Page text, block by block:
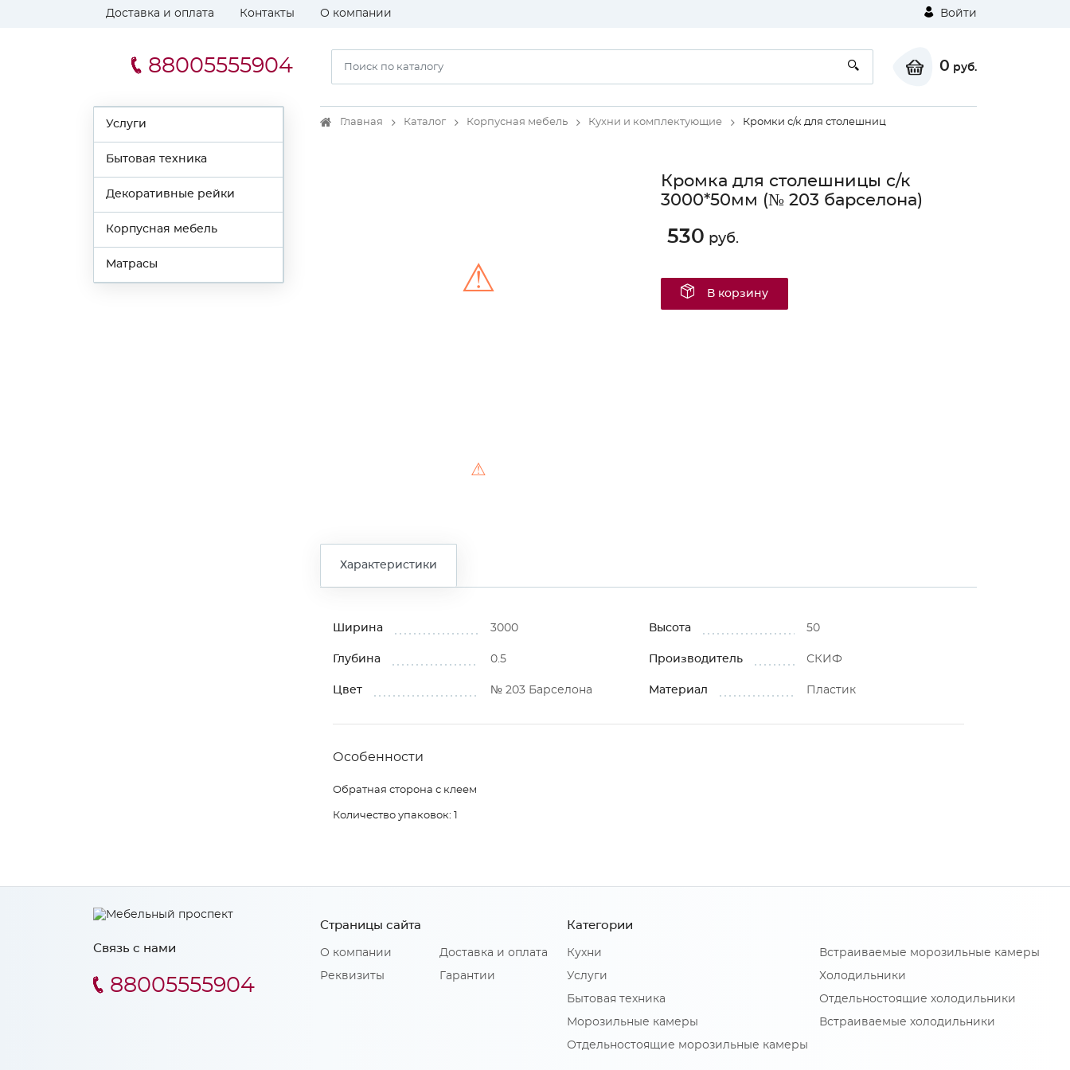
Доставка и оплата Контакты О компании Войти
88005555904 0 руб.
Услуги
Бытовая техника
Декоративные рейки
Корпусная мебель
Матрасы
Главная Каталог Корпусная мебель Кухни и комплектующие Кромки с/к для столешниц
⚠
⚠
Кромка для столешницы с/к
3000*50мм (№ 203 барселона)
530 руб.
В корзину
Характеристики
Ширина 3000 Высота 50
Глубина 0.5 Производитель СКИФ
Цвет № 203 Барселона Материал Пластик
Особенности
Обратная сторона с клеем
Количество упаковок: 1
Связь с нами
88005555904
Страницы сайта
О компании
Реквизиты
Доставка и оплата
Гарантии
Категории
Кухни
Услуги
Бытовая техника
Морозильные камеры
Отдельностоящие морозильные камеры
Встраиваемые морозильные камеры
Холодильники
Отдельностоящие холодильники
Встраиваемые холодильники